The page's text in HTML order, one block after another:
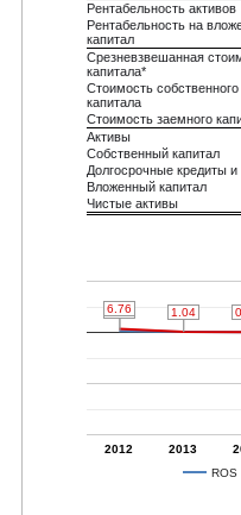
Рентабельность активов
Рентабельность на
капитал
Срезневзвешанная
капитала*
Стоимость собственного
капитала
Стоимость заемного
Активы
Собственный капитал
Долгосрочные кредиты
Вложенный капитал
Чистые активы
ROS
2012 2013
2.65
2.65 0.91
0.91
6.76
6.76 1.04
1.04